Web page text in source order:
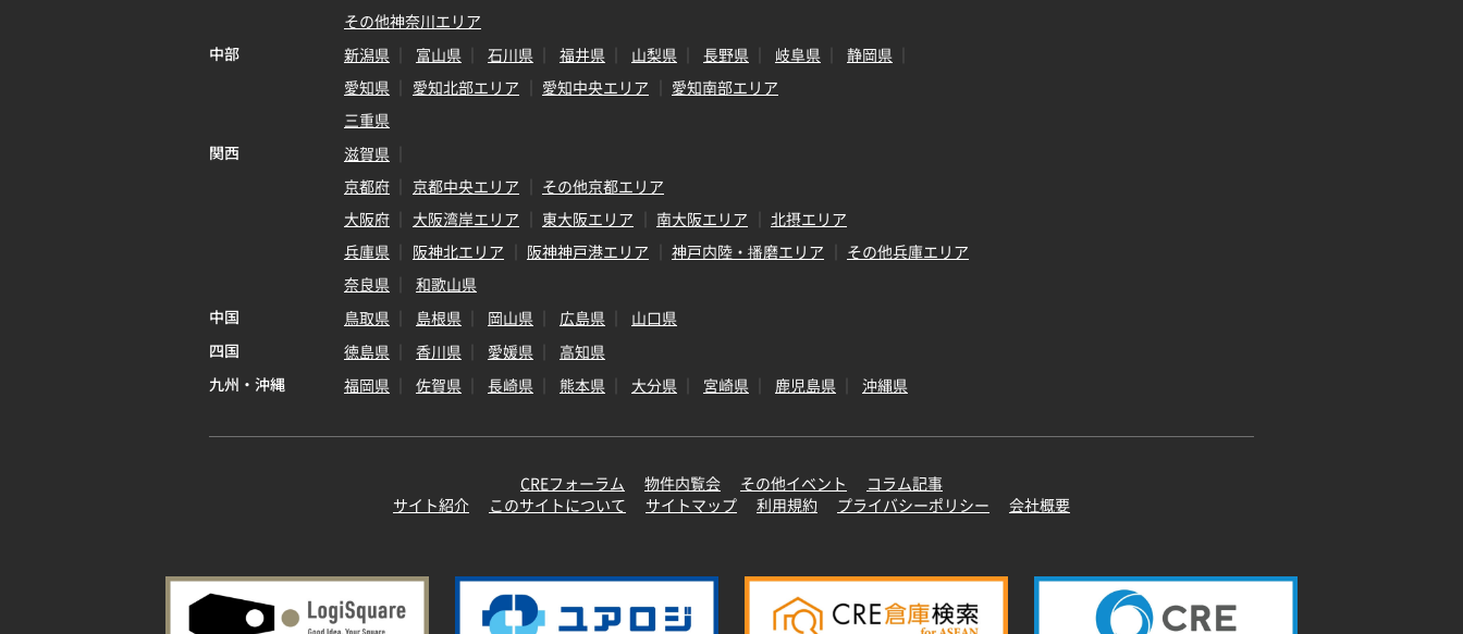
その他神奈川エリア
中部
新潟県 富山県 石川県 福井県 山梨県 長野県 岐阜県
静岡県
愛知県
愛知北部エリア 愛知中央エリア
愛知南部エリア
三重県
関西
滋賀県
京都府
京都中央エリア
その他京都エリア
大阪府
大阪湾岸エリア 東大阪エリア 南大阪エリア
北摂エリア
兵庫県
阪神北エリア 阪神神戸港エリア 神戸内陸・播磨エリア
その他兵庫エリア
奈良県
和歌山県
中国
鳥取県 島根県 岡山県 広島県
山口県
四国
徳島県 香川県 愛媛県
高知県
九州・沖縄
福岡県 佐賀県 長崎県 熊本県 大分県 宮崎県 鹿児島県 沖縄県
CREフォーラム 物件内覧会 その他イベント
コラム記事
サイト紹介
このサイトについて サイトマップ 利用規約 プライバシーポリシー 会社概要